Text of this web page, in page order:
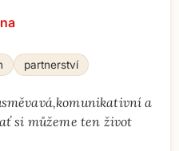
partnerství
a
si můžeme ten život